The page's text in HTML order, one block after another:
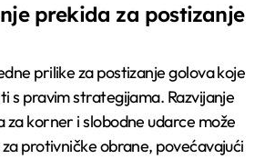
prekida za postizanje
prilike za postizanje golova koje
s pravim strategijama. Razvijanje
za korner i slobodne udarce može
protivničke obrane, povećavajući